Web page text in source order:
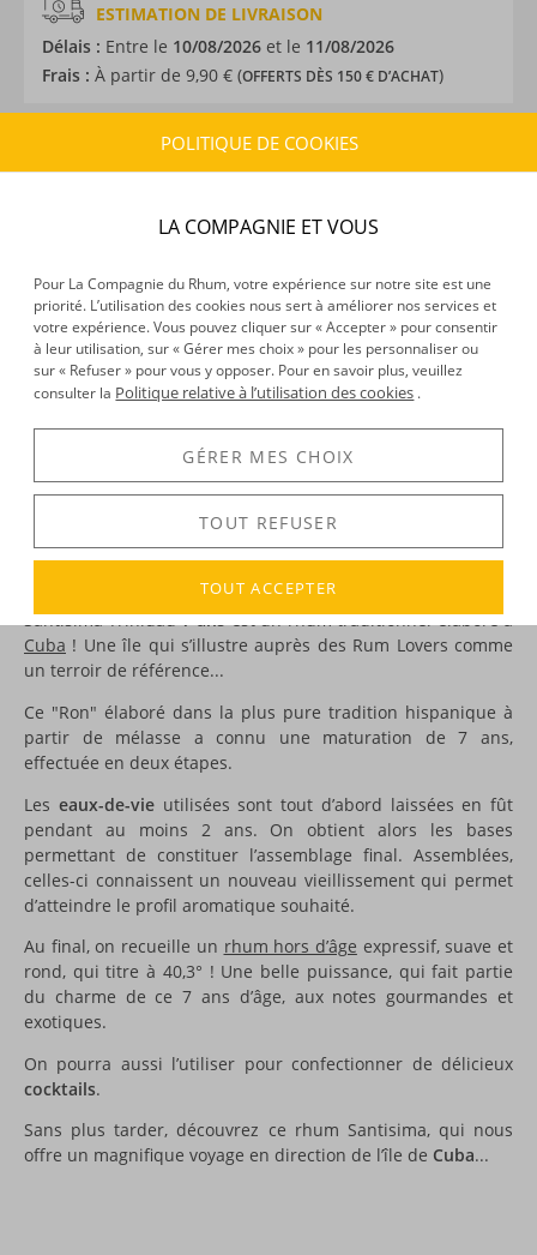
ESTIMATION DE LIVRAISON
Délais : Entre le 10/08/2026 et le 11/08/2026
Frais : À partir de 9,90 € (OFFERTS DÈS 150 € D’ACHAT)
CARACTÉRISTIQUES DU PRODUIT
Cuba
Environnement de vieillissement :Tropical
Volume :70CL
Degré :40.3°
DÉCOUVERTE
Voir tous les produits : Santisima Trinidad de Cuba
Santisima Trinidad7 ansest un rhum traditionnel élaboré à
Cuba ! Une île qui s’illustre auprès des Rum Lovers comme
un terroir de référence...
Ce "Ron" élaboré dans la plus pure tradition hispanique à
partir de mélasse a connu une maturation de 7 ans,
effectuée en deux étapes.
Les eaux-de-vieutilisées sont tout d’abord laissées en fût
pendant au moins 2 ans. On obtient alors les bases
permettant de constituer l’assemblage final. Assemblées,
celles-ci connaissent un nouveau vieillissement qui permet
d’atteindre le profil aromatique souhaité.
Au final, on recueille un rhum hors d’âge expressif, suave et
rond, qui titre à 40,3° ! Une belle puissance, qui fait partie
du charme de ce 7 ans d’âge, aux notes gourmandes et
exotiques.
On pourra aussi l’utiliser pour confectionner de délicieux
cocktails.
Sans plus tarder, découvrez ce rhum Santisima, qui nous
offre un magnifique voyage en direction de l’île de Cuba...
POLITIQUE DE COOKIES
LA COMPAGNIE ET VOUS
Pour La Compagnie du Rhum, votre expérience sur notre site est une
priorité. L’utilisation des cookies nous sert à améliorer nos services et
votre expérience. Vous pouvez cliquer sur « Accepter » pour consentir
à leur utilisation, sur « Gérer mes choix » pour les personnaliser ou
sur « Refuser » pour vous y opposer. Pour en savoir plus, veuillez
consulter la Politique relative à l’utilisation des cookies .
GÉRER MES CHOIX
TOUT REFUSER
TOUT ACCEPTER